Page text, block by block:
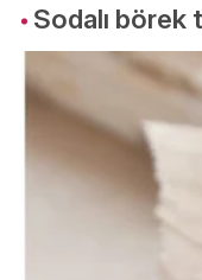
Sodalı börek